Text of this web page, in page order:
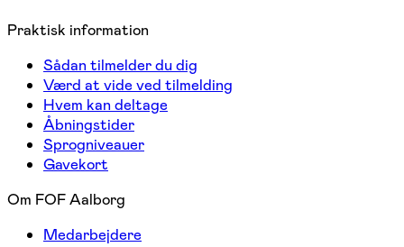
Praktisk information
Sådan tilmelder du dig
Værd at vide ved tilmelding
Hvem kan deltage
Åbningstider
Sprogniveauer
Gavekort
Om FOF Aalborg
Medarbejdere